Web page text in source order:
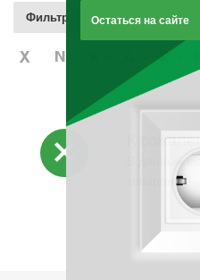
Фильтр
К
В данный
Остаться на сайте